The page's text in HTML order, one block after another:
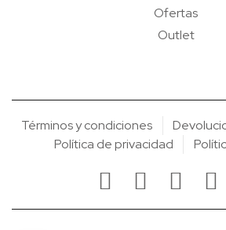
Ofertas
Outlet
Términos y condiciones
Política de privacidad